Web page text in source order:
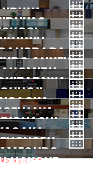
本店
谷2号
々木
新宿
馬場ANNEX
ANNEX
ノ水
北沢
祥寺
が丘
茶屋
大橋
閉店中
赤坂
調布
中目黒
HAKONE